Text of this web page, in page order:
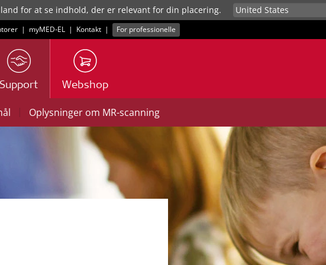
for at se indhold, der er relevant for din placering.
| myMED‑EL | Kontakt | For professionelle
Support Webshop
| Oplysninger om MR-scanning